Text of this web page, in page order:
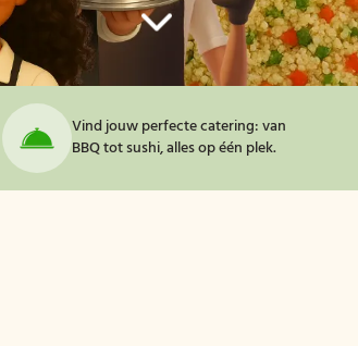
Vind jouw perfecte catering: van
BBQ tot sushi, alles op één plek.